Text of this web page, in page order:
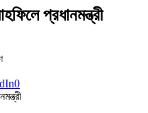
প্রধানমন্ত্রী
0